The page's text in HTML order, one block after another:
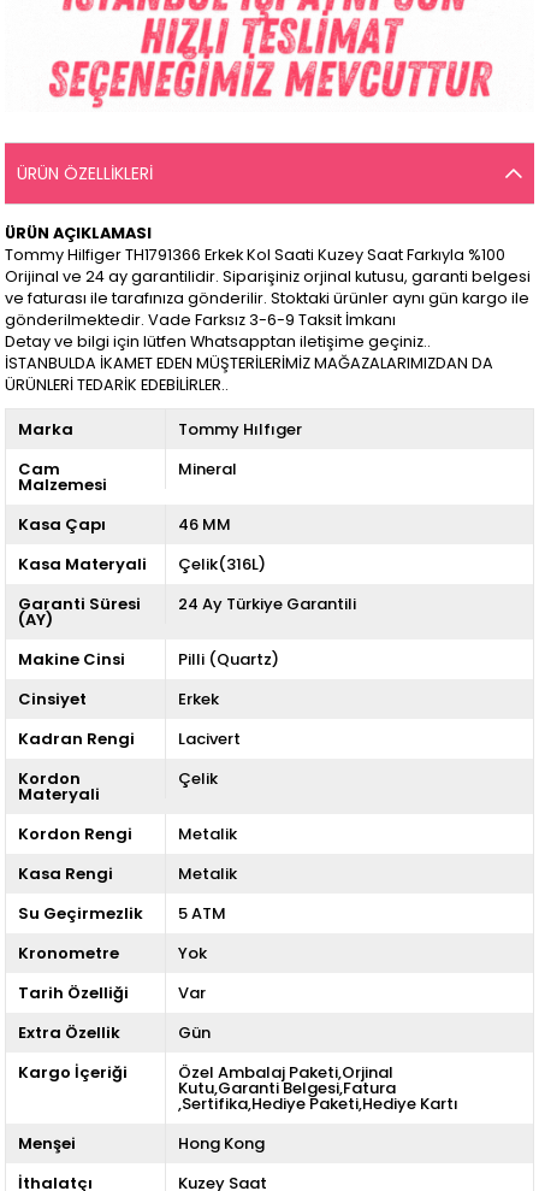
ÜRÜN ÖZELLIKLERI
ÜRÜN AÇIKLAMASI
Tommy Hilfiger TH1791366 Erkek Kol Saati Kuzey Saat Farkıyla %100
Orijinal ve 24 ay garantilidir. Siparişiniz orjinal kutusu, garanti belgesi
ve faturası ile tarafınıza gönderilir. Stoktaki ürünler aynı gün kargo ile
gönderilmektedir. Vade Farksız 3-6-9 Taksit İmkanı
Detay ve bilgi için lütfen Whatsapptan iletişime geçiniz..
İSTANBULDA İKAMET EDEN MÜŞTERİLERİMİZ MAĞAZALARIMIZDAN DA
ÜRÜNLERİ TEDARİK EDEBİLİRLER..
Marka
Tommy Hılfıger
Cam
Malzemesi
Mineral
Kasa Çapı
46 MM
Kasa Materyali
Çelik(316L)
Garanti Süresi
(AY)
24 Ay Türkiye Garantili
Makine Cinsi
Pilli (Quartz)
Cinsiyet
Erkek
Kadran Rengi
Lacivert
Kordon
Materyali
Çelik
Kordon Rengi
Metalik
Kasa Rengi
Metalik
Su Geçirmezlik
5 ATM
Kronometre
Yok
Tarih Özelliği
Var
Extra Özellik
Gün
Kargo İçeriği
Özel Ambalaj Paketi,Orjinal
Kutu,Garanti Belgesi,Fatura
,Sertifika,Hediye Paketi,Hediye Kartı
Menşei
Hong Kong
İthalatçı
Kuzey Saat